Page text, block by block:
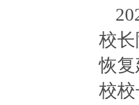
校
恢
校